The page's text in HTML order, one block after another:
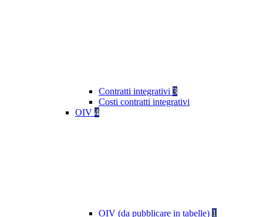
Contratti integrativi 3
Costi contratti integrativi
OIV 4
OIV (da pubblicare in tabelle) 1